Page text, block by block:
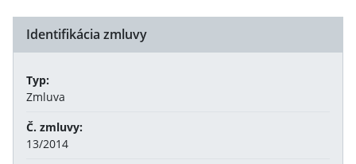
Identifikácia zmluvy
Typ:
Zmluva
Č. zmluvy:
13/2014